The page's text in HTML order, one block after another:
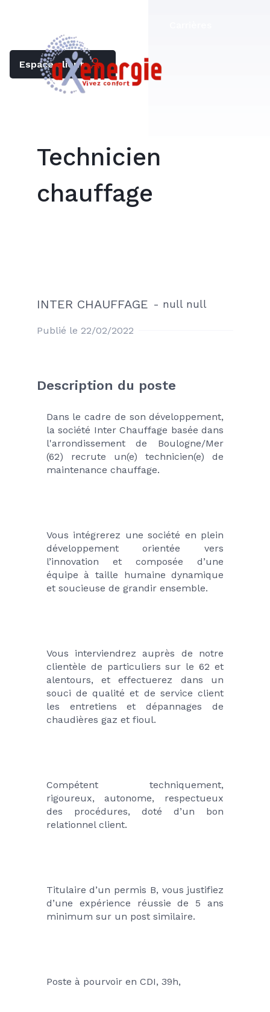
Espace client
Technicien
chauffage
INTER CHAUFFAGE - null null
Publié le 22/02/2022
Description du poste
Dans le cadre de son développement,
la société Inter Chauffage basée dans
l'arrondissement de Boulogne/Mer
(62) recrute un(e) technicien(e) de
maintenance chauffage.
Vous intégrerez une société en plein
développement orientée vers
l’innovation et composée d’une
équipe à taille humaine dynamique
et soucieuse de grandir ensemble.
Vous interviendrez auprès de notre
clientèle de particuliers sur le 62 et
alentours, et effectuerez dans un
souci de qualité et de service client
les entretiens et dépannages de
chaudières gaz et fioul.
Compétent techniquement,
rigoureux, autonome, respectueux
des procédures, doté d’un bon
relationnel client.
Titulaire d’un permis B, vous justifiez
d’une expérience réussie de 5 ans
minimum sur un post similaire.
Poste à pourvoir en CDI, 39h,